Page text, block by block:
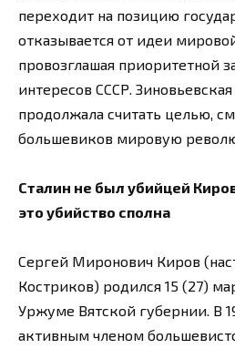
переходит на позицию
отказывается от идеи
провозглашая приоритетной
интересов СССР.
продолжала считать целью,
большевиков мировую
Сталин не был убийцей
это убийство сполна
Сергей Миронович Киров
Костриков) родился 15 (27)
Уржуме Вятской губернии. В
активным членом